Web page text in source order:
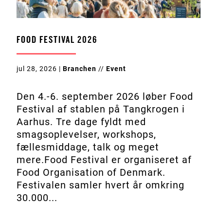
FOOD FESTIVAL 2026
jul 28, 2026 | Branchen // Event
Den 4.-6. september 2026 løber Food
Festival af stablen på Tangkrogen i
Aarhus. Tre dage fyldt med
smagsoplevelser, workshops,
fællesmiddage, talk og meget
mere.Food Festival er organiseret af
Food Organisation of Denmark.
Festivalen samler hvert år omkring
30.000...